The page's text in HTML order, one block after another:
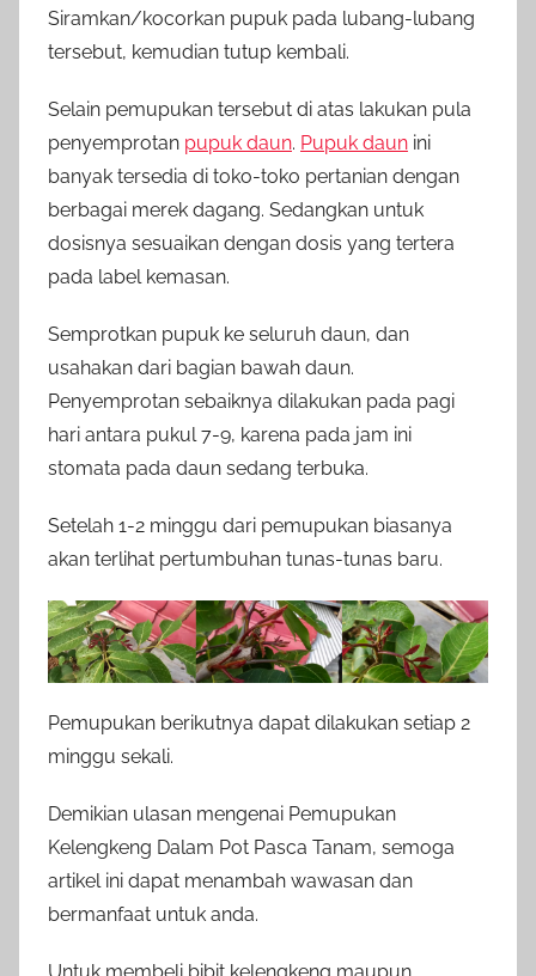
Siramkan/kocorkan pupuk pada lubang-lubang
tersebut, kemudian tutup kembali.
Selain pemupukan tersebut di atas lakukan pula
penyemprotan pupuk daun. Pupuk daun ini
banyak tersedia di toko-toko pertanian dengan
berbagai merek dagang. Sedangkan untuk
dosisnya sesuaikan dengan dosis yang tertera
pada label kemasan.
Semprotkan pupuk ke seluruh daun, dan
usahakan dari bagian bawah daun.
Penyemprotan sebaiknya dilakukan pada pagi
hari antara pukul 7-9, karena pada jam ini
stomata pada daun sedang terbuka.
Setelah 1-2 minggu dari pemupukan biasanya
akan terlihat pertumbuhan tunas-tunas baru.
Pemupukan berikutnya dapat dilakukan setiap 2
minggu sekali.
Demikian ulasan mengenai Pemupukan
Kelengkeng Dalam Pot Pasca Tanam, semoga
artikel ini dapat menambah wawasan dan
bermanfaat untuk anda.